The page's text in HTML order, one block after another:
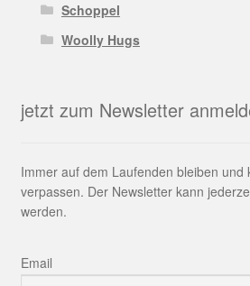
Schoppel
Woolly Hugs
jetzt zum Newsletter
Immer auf dem Laufenden bleiben und
verpassen. Der Newsletter kann
werden.
Email